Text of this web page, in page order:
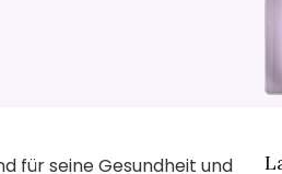
für seine Gesundheit und